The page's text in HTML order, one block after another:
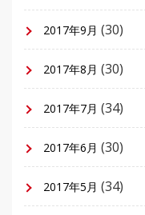
2017年9月 (30)
2017年8月 (30)
2017年7月 (34)
2017年6月 (30)
2017年5月 (34)